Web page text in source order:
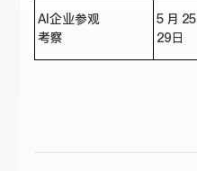
AI企业参观
考察
5月
29日